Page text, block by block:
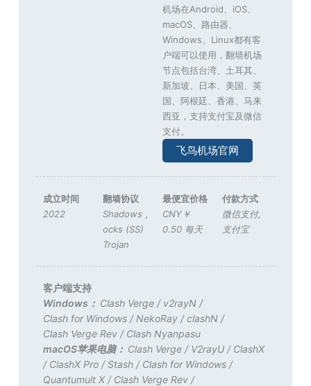
机场在Android、iOS、
macOS、路由器、
Windows、Linux都有客
户端可以使用，翻墙机场
节点包括台湾、土耳其、
新加坡、日本、美国、英
国、阿根廷、香港、马来
西亚，支持支付宝及微信
支付。
飞鸟机场官网
成立时间
2022
翻墙协议
Shadows
ocks (SS)
,
Trojan
最便宜价格
CNY￥
0.50 每天
付款方式
微信支付,
支付宝
客户端支持
Windows： Clash Verge / v2rayN /
Clash for Windows / NekoRay /clashN /
Clash Verge Rev / Clash Nyanpasu
macOS苹果电脑： Clash Verge / V2rayU / ClashX
/ ClashX Pro /Stash / Clash for Windows /
Quantumult X / Clash Verge Rev /